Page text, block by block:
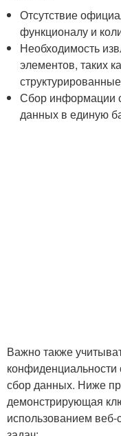
Отсутствие
функционалу и
Необходимость
элементов, таких⁣
Сбор информации
данных в ‍единую
Важно также
конфиденциальности
сбор данных. Ниже
демонстрирующая
использованием веб-